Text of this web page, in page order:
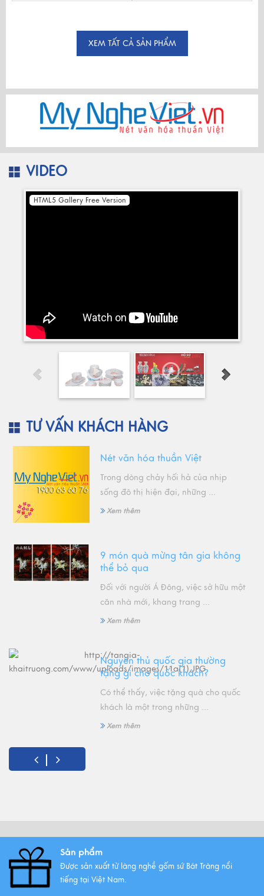
XEM TẤT CẢ SẢN PHẨM
VIDEO
HTML5 Gallery Free Version
TƯ VẤN KHÁCH HÀNG
Nét văn hóa thuần Việt
Trong dòng chảy hối hả của nhịp
sống đô thị hiện đại, những ...
Xem thêm
9 món quà mừng tân gia không
thể bỏ qua
Đối với người Á Đông, việc sở hữu một
căn nhà mới, khang trang ...
Xem thêm
Nguyên thủ quốc gia thường
tặng gì cho quốc khách?
Có thể thấy, việc tặng quà cho quốc
khách là một trong những ...
Xem thêm
Quy trình sản xuất gốm Bát
Tràng
Sản phẩm
Được sản xuất từ làng nghề gốm sứ Bát Tràng nổi
tiếng tại Việt Nam.